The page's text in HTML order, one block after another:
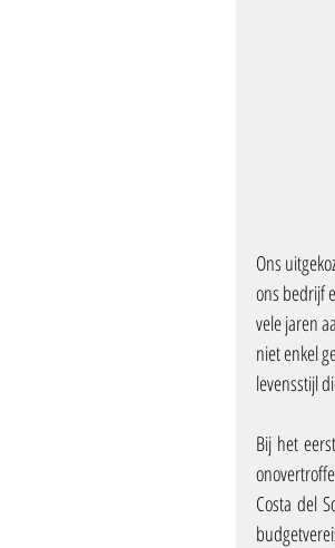
Ons
ons bedrijf
vele jaren
niet enkel
levensstijl
Bij het
Costa del